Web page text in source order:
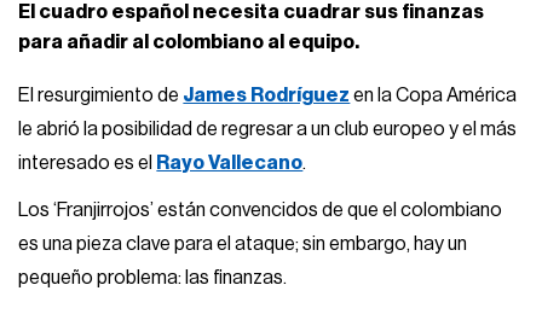
El cuadro español necesita cuadrar sus finanzas
para añadir al colombiano al equipo.
El resurgimiento de James Rodríguez en la Copa América
le abrió la posibilidad de regresar a un club europeo y el más
interesado es el
Rayo Vallecano.
Los ‘Franjirrojos’ están convencidos de que el colombiano
es una pieza clave para el ataque; sin embargo, hay un
pequeño problema: las finanzas.